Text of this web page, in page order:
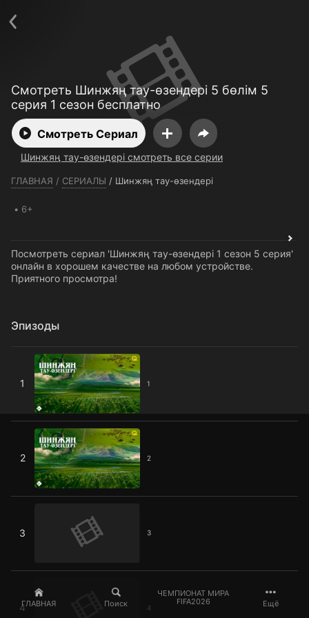
ГЛАВНАЯ Поиск
ЧЕМПИОНАТ МИРА
FIFA2026
Ещё
Смотреть Шинжяң тау-өзендері 5 бөлім 5
серия 1 сезон бесплатно
Смотреть Сериал
Шинжяң тау-өзендері смотреть все серии
ГЛАВНАЯ / СЕРИАЛЫ / Шинжяң тау-өзендері
6+
Посмотреть сериал 'Шинжяң тау-өзендері 1 сезон 5 серия'
онлайн в хорошем качестве на любом устройстве.
Приятного просмотра!
Эпизоды
1 1
2 2
3 3
4 4
Политика конфиденциальности
Открыть приложение